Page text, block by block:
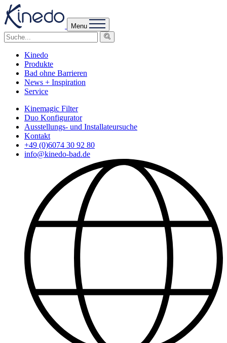
Menu
Kinedo
Produkte
Bad ohne Barrieren
News + Inspiration
Service
Kinemagic Filter
Duo Konfigurator
Ausstellungs- und Installateursuche
Kontakt
+49 (0)6074 30 92 80
info@kinedo-bad.de